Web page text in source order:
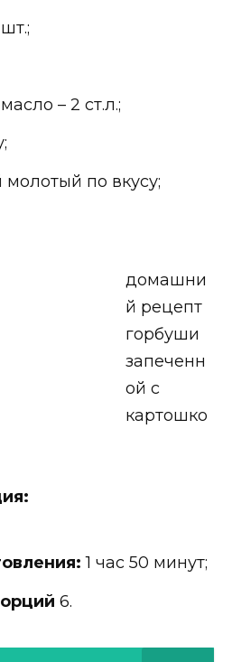
– 2 ст.л.;
по вкусу;
домашни
й рецепт
горбуши
запеченн
ой с
картошко
1 час 50 минут;
6.